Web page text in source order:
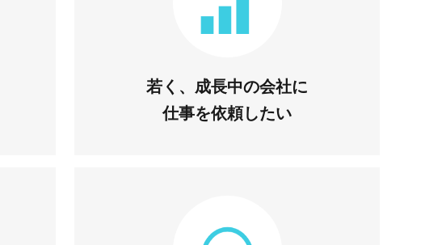
若く、成長中の会社に
仕事を依頼したい